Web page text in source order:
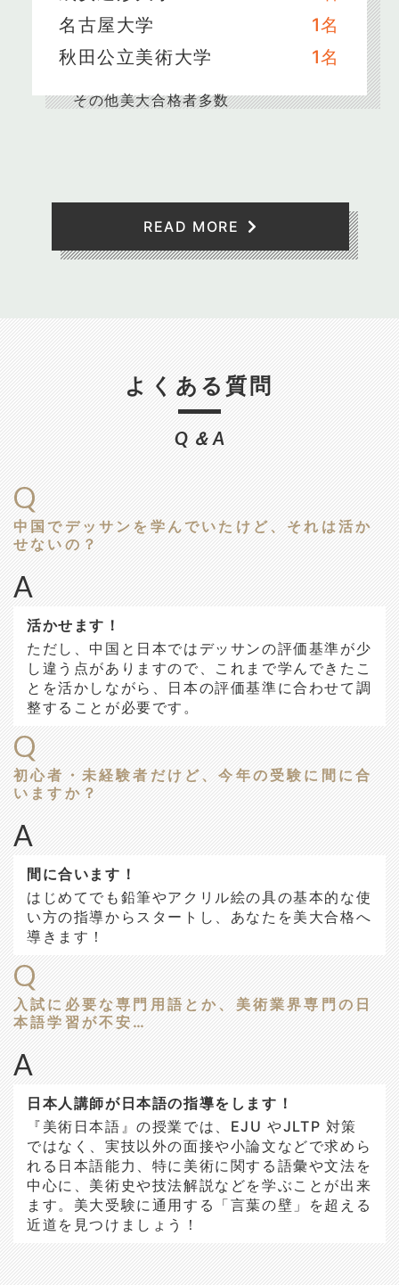
名古屋大学
1名
秋田公立美術大学
1名
その他美大合格者多数
READ MORE
よくある質問
Q＆A
Q
中国でデッサンを学んでいたけど、それは活か
せないの？
A
活かせます！
ただし、中国と日本ではデッサンの評価基準が少
し違う点がありますので、これまで学んできたこ
とを活かしながら、日本の評価基準に合わせて調
整することが必要です。
Q
初心者・未経験者だけど、今年の受験に間に合
いますか？
A
間に合います！
はじめてでも鉛筆やアクリル絵の具の基本的な使
い方の指導からスタートし、あなたを美大合格へ
導きます！
Q
入試に必要な専門用語とか、美術業界専門の日
本語学習が不安…
A
日本人講師が日本語の指導をします！
『美術日本語』の授業では、EJU やJLTP 対策
ではなく、実技以外の面接や小論文などで求めら
れる日本語能力、特に美術に関する語彙や文法を
中心に、美術史や技法解説などを学ぶことが出来
ます。美大受験に通用する「言葉の壁」を超える
近道を見つけましょう！